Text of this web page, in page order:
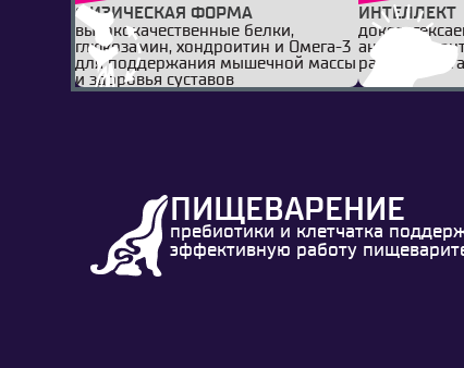
ФИЗИЧЕСКАЯ ФОРМА
высококачественные белки,
глюкозамин, хондроитин и Омега-3
для поддержания мышечной массы
и здоровья суставов
ИНТЕЛЛЕКТ
работы мозга
ПИЩЕВАРЕНИЕ
пребиотики и клетчатка
эффективную работу